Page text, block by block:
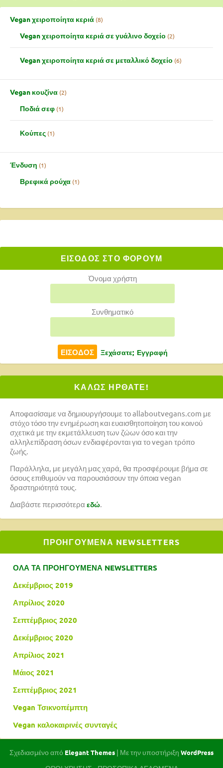
Vegan χειροποίητα κεριά 8
Vegan χειροποίητα κεριά σε γυάλινο δοχείο 2
Vegan χειροποίητα κεριά σε μεταλλικό δοχείο 6
Vegan κουζίνα 2
Ποδιά σεφ 1
Κούπες 1
Ένδυση 1
Βρεφικά ρούχα 1
ΕΙΣΟΔΟΣ ΣΤΟ ΦΟΡΟΥΜ
Όνομα χρήστη
Συνθηματικό
Ξεχάσατε; Εγγραφή
ΚΑΛΩΣ ΗΡΘΑΤΕ!
Αποφασίσαμε να δημιουργήσουμε το allaboutvegans.com με
στόχο τόσο την ενημέρωση και ευαισθητοποίηση του κοινού
σχετικά με την εκμετάλλευση των ζώων όσο και την
αλληλεπίδραση όσων ενδιαφέρονται για το vegan τρόπο
ζωής.
Παράλληλα, με μεγάλη μας χαρά, θα προσφέρουμε βήμα σε
όσους επιθυμούν να παρουσιάσουν την όποια vegan
δραστηριότητά τους.
Διαβάστε περισσότερα εδώ.
ΠΡΟΗΓΟΥΜΕΝΑ NEWSLETTERS
ΟΛΑ ΤΑ ΠΡΟΗΓΟΥΜΕΝΑ NEWSLETTERS
Δεκέμβριος 2019
Απρίλιος 2020
Σεπτέμβριος 2020
Δεκέμβριος 2020
Απρίλιος 2021
Μάιος 2021
Σεπτέμβριος 2021
Vegan Τσικνοπέμπτη
Vegan καλοκαιρινές συνταγές
Σχεδιασμένο από Elegant Themes | Με την υποστήριξη WordPress